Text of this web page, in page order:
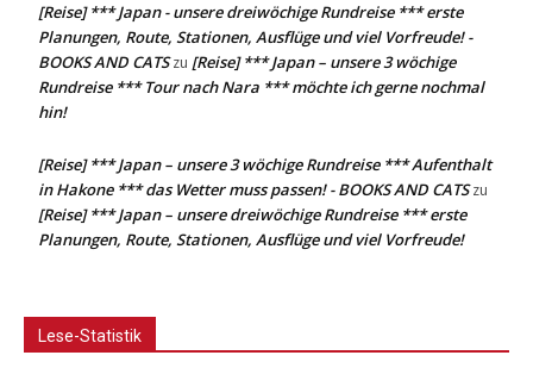
[Reise] *** Japan - unsere dreiwöchige Rundreise *** erste
Planungen, Route, Stationen, Ausflüge und viel Vorfreude! -
BOOKS AND CATSzu [Reise] *** Japan – unsere 3 wöchige
Rundreise *** Tour nach Nara *** möchte ich gerne nochmal
hin!
[Reise] *** Japan – unsere 3 wöchige Rundreise *** Aufenthalt
in Hakone *** das Wetter muss passen! - BOOKS AND CATSzu
[Reise] *** Japan – unsere dreiwöchige Rundreise *** erste
Planungen, Route, Stationen, Ausflüge und viel Vorfreude!
Lese-Statistik